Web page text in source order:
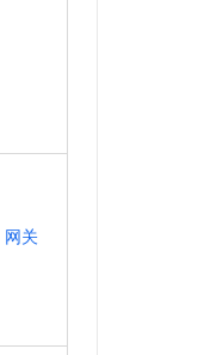
网关